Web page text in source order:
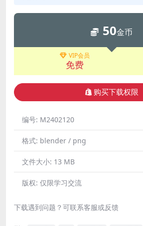
50金币
VIP会员
免费
购买下载权限
编号: M2402120
格式: blender / png
文件大小: 13 MB
版权: 仅限学习交流
下载遇到问题？可联系客服或反馈